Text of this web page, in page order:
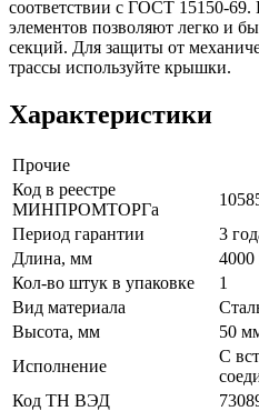
соответствии с ГОСТ 15150-
элементов позволяют легко и
секций. Для защиты от
трассы используйте крышки.
Характеристики
Прочие
Код в реестре
МИНПРОМТОРГа
Период гарантии
3
Длина, мм
Кол-во штук в упаковке
1
Вид материала
Высота, мм
50
Исполнение
С
Код ТН ВЭД